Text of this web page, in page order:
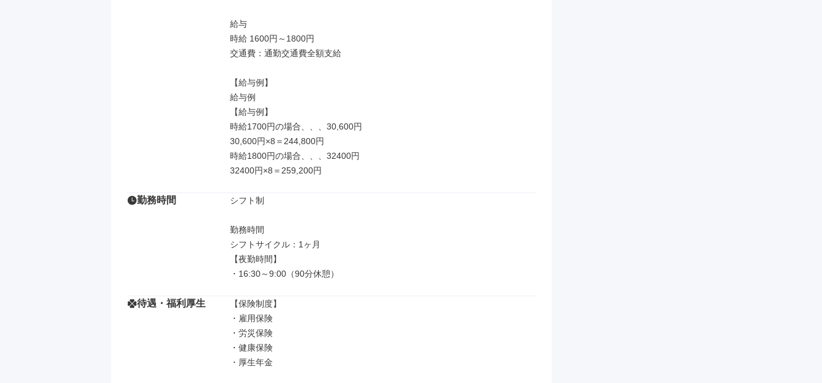
給与
時給 1600円～1800円
交通費：通勤交通費全額支給
【給与例】
給与例
【給与例】
時給1700円の場合、、、30,600円
30,600円×8＝244,800円
時給1800円の場合、、、32400円
32400円×8＝259,200円
勤務時間 シフト制
勤務時間
シフトサイクル：1ヶ月
【夜勤時間】
・16:30～9:00（90分休憩）
待遇・福利厚生
【保険制度】
・雇用保険
・労災保険
・健康保険
・厚生年金